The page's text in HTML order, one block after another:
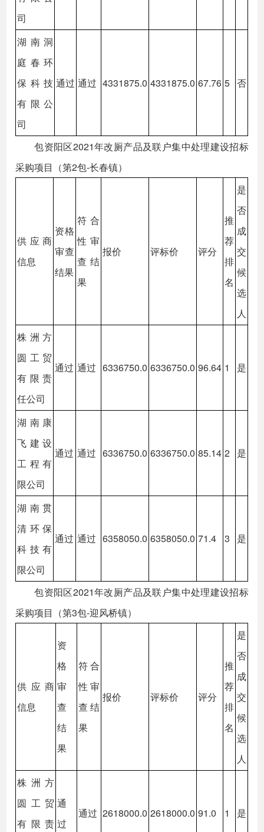
司
湖南洞
庭春环
保科技
有限公
司
通过 通过 4331875.0 4331875.0 67.76 5 否
包资阳区2021年改厕产品及联户集中处理建设招标
采购项目（第2包-长春镇）
供应商
信息
资格
审查
结果
符合
性审
查结
果
报价 评标价 评分
推
荐
排
名
是
否
成
交
候
选
人
株洲方
圆工贸
有限责
任公司
通过 通过 6336750.0 6336750.0 96.64 1 是
湖南康
飞建设
工程有
限公司
通过 通过 6336750.0 6336750.0 85.14 2 是
湖南贯
清环保
科技有
限公司
通过 通过 6358050.0 6358050.0 71.4 3 是
包资阳区2021年改厕产品及联户集中处理建设招标
采购项目（第3包-迎风桥镇）
供应商
信息
资
格
审
查
结
果
符合
性审
查结
果
报价 评标价 评分
推
荐
排
名
是
否
成
交
候
选
人
株洲方
圆工贸
有限责
通
过
通过 2618000.0 2618000.0 91.0 1 是